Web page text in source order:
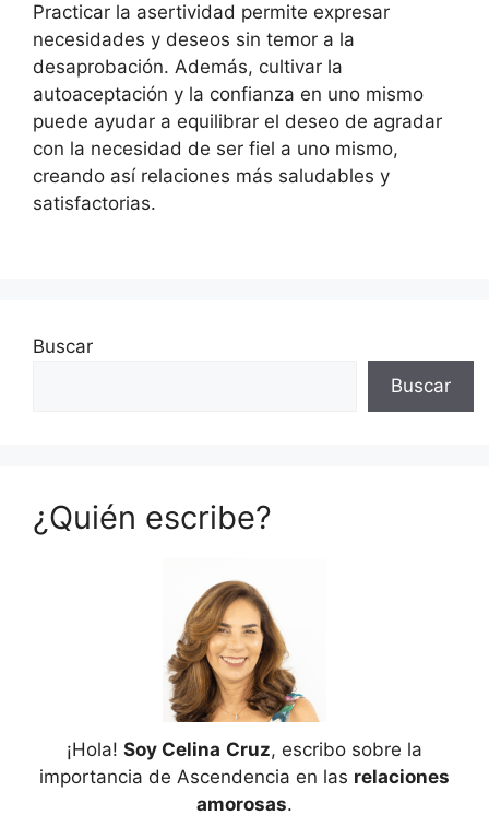
Practicar la asertividad permite expresar
necesidades y deseos sin temor a la
desaprobación. Además, cultivar la
autoaceptación y la confianza en uno mismo
puede ayudar a equilibrar el deseo de agradar
con la necesidad de ser fiel a uno mismo,
creando así relaciones más saludables y
satisfactorias.
Buscar
Buscar
¿Quién escribe?
¡Hola! Soy Celina Cruz, escribo sobre la
importancia de Ascendencia en las relaciones
amorosas.